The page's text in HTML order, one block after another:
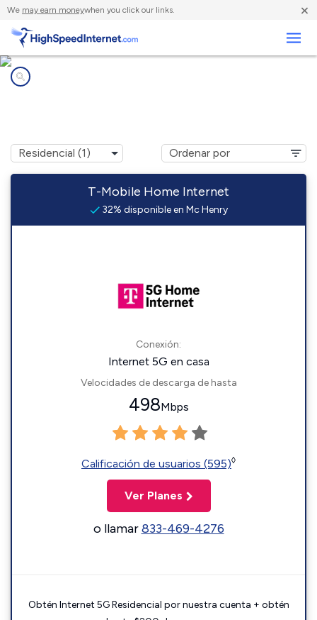
We may earn moneywhen you click our links. ×
T-Mobile Home Internet
32% disponible en Mc Henry
Conexión:
Internet 5G en casa
Velocidades de descarga de hasta
498Mbps
Calificación de usuarios (595)◊
Ver Planes
o llamar833-469-4276
Obtén Internet 5G Residencial por nuestra cuenta + obtén